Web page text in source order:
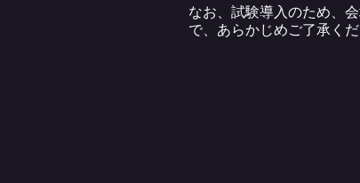
なお、試験導入のため、
で、あらかじめご了承くだ